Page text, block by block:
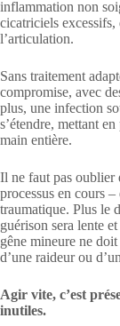
inflammation non
cicatriciels
l’articulation.
Sans traitement
compromise, avec
plus, une infection
s’étendre, mettant
main entière.
Il ne faut pas oublier
processus en cours
traumatique. Plus le
guérison sera lente
gêne mineure ne
d’une raideur ou
Agir vite, c’est
inutiles.